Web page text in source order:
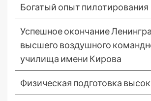
Богатый опыт пилотирования
Успешное окончание
высшего воздушного
училища имени Кирова
Физическая подготовка